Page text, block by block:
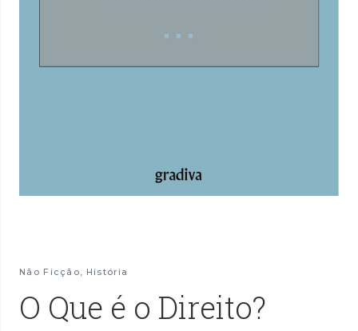
Não Ficção, História
O Que é o Direito?